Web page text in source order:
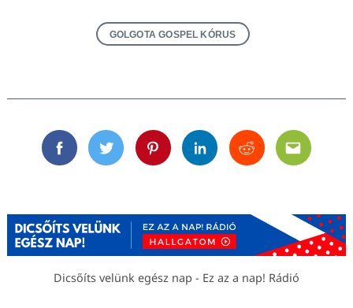
GOLGOTA GOSPEL KÓRUS
FacebookTwitterPinterestLinkedinRedditEmail
Dicsőíts velünk egész nap - Ez az a nap! Rádió